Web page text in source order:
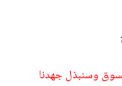
وسنبذل جهدنا